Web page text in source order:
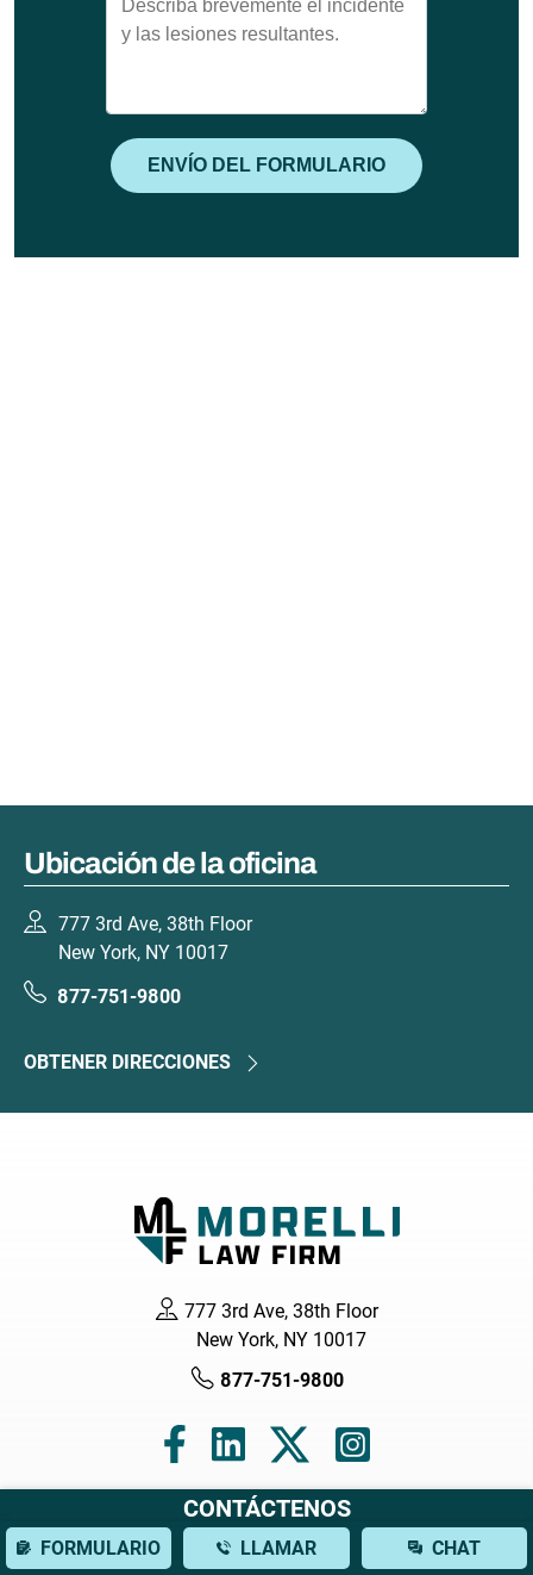
Ubicación de la oficina
777 3rd Ave, 38th Floor
New York, NY 10017
877-751-9800
OBTENER DIRECCIONES
777 3rd Ave, 38th Floor
New York, NY 10017
877-751-9800
Navegación
CONTÁCTENOS
FORMULARIO LLAMAR CHAT